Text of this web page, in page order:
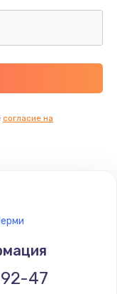
согласие на
47